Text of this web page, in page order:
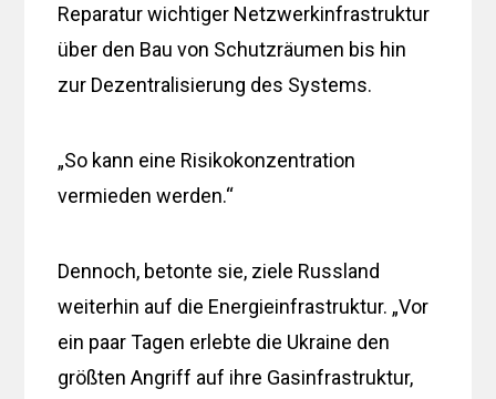
Reparatur wichtiger Netzwerkinfrastruktur
über den Bau von Schutzräumen bis hin
zur Dezentralisierung des Systems.
„So kann eine Risikokonzentration
vermieden werden.“
Dennoch, betonte sie, ziele Russland
weiterhin auf die Energieinfrastruktur. „Vor
ein paar Tagen erlebte die Ukraine den
größten Angriff auf ihre Gasinfrastruktur,